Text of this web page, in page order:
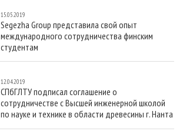
15.05.2019
Segezha Group представила свой опыт
международного сотрудничества финским
студентам
12.04.2019
СПбГЛТУ подписал соглашение о
сотрудничестве с Высшей инженерной школой
по науке и технике в области древесины г. Нанта